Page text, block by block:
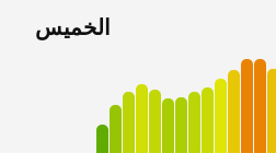
الخميس